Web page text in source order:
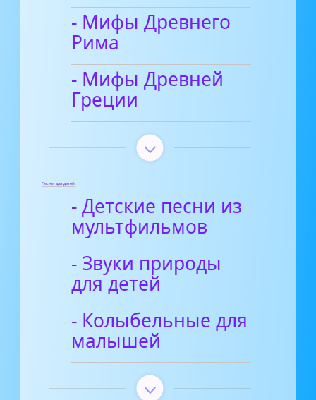
- Мифы Древнего
Рима
- Мифы Древней
Греции
Песни для детей
- Детские песни из
мультфильмов
- Звуки природы
для детей
- Колыбельные для
малышей